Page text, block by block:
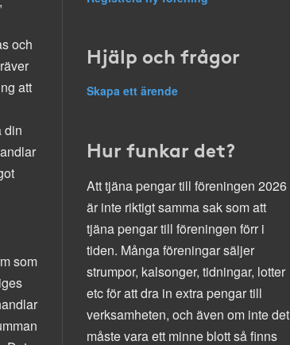
och
att
din
som
Hjälp och frågor
Skapa ett ärende
Hur funkar det?
Att tjäna pengar till föreningen 2026
är inte riktigt samma sak som att
tjäna pengar till föreningen förr i
tiden. Många föreningar säljer
strumpor, kalsonger, tidningar, lotter
etc för att dra in extra pengar till
verksamheten, och även om inte det
måste vara ett minne blott så finns